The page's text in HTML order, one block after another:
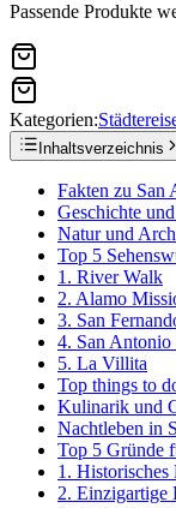
Passende Produkte
Kategorien:
Inhaltsverzeichnis
Fakten zu San
Geschichte
Natur und
Top 5
1. River Walk
2. Alamo
3. San
4. San
5. La Villita
Top things to
Kulinarik und
Nachtleben in
Top 5 Gründe
1.
2. Einzigartige